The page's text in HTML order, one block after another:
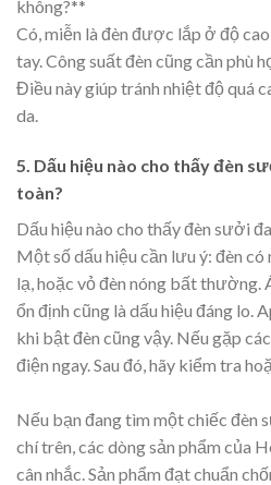
không?**
Có, miễn là đèn được lắp ở độ
tay. Công suất đèn cũng cần phù
Điều này giúp tránh nhiệt độ quá
da.
5. Dấu hiệu nào cho thấy đèn
toàn?
Dấu hiệu nào cho thấy đèn sưởi
Một số dấu hiệu cần lưu ý: đèn
lạ, hoặc vỏ đèn nóng bất thường.
ổn định cũng là dấu hiệu đáng lo.
khi bật đèn cũng vậy. Nếu gặp
điện ngay. Sau đó, hãy kiểm tra
Nếu bạn đang tìm một chiếc đèn
chí trên, các dòng sản phẩm của
cân nhắc. Sản phẩm đạt chuẩn